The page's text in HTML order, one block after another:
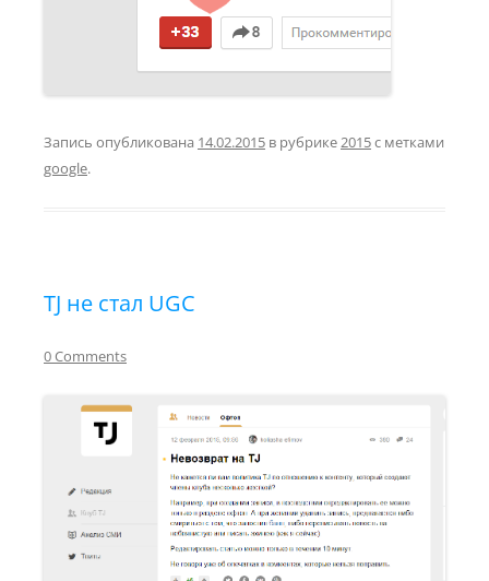
Запись опубликована 14.02.2015 в рубрике2015с метками
google.
TJ не стал UGC
0 Comments